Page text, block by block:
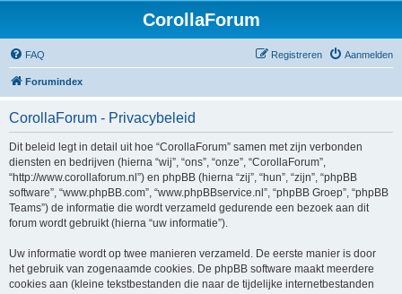
CorollaForum
FAQ Aanmelden
Registreren
Forumindex
CorollaForum - Privacybeleid
Dit beleid legt in detail uit hoe “CorollaForum” samen met zijn verbonden
diensten en bedrijven (hierna “wij”, “ons”, “onze”, “CorollaForum”,
“http://www.corollaforum.nl”) en phpBB (hierna “zij”, “hun”, “zijn”, “phpBB
software”, “www.phpBB.com”, “www.phpBBservice.nl”, “phpBB Groep”, “phpBB
Teams”) de informatie die wordt verzameld gedurende een bezoek aan dit
forum wordt gebruikt (hierna “uw informatie”).
Uw informatie wordt op twee manieren verzameld. De eerste manier is door
het gebruik van zogenaamde cookies. De phpBB software maakt meerdere
cookies aan (kleine tekstbestanden die naar de tijdelijke internetbestanden